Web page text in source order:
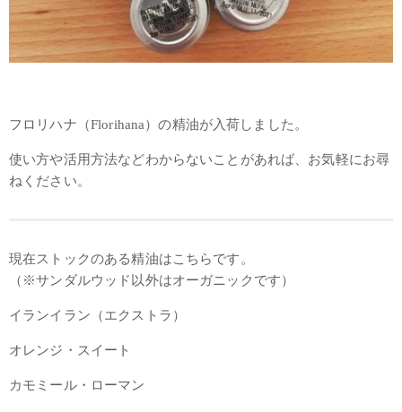
フロリハナ（Florihana）の精油が入荷しました。
使い方や活用方法などわからないことがあれば、お気軽にお尋
ねください。
現在ストックのある精油はこちらです。
（※サンダルウッド以外はオーガニックです）
イランイラン（エクストラ）
オレンジ・スイート
カモミール・ローマン